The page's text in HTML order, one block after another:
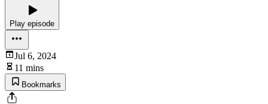
Play episode
Jul 6, 2024
11 mins
Bookmarks